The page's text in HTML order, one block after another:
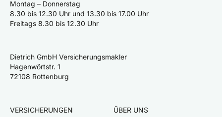
Montag – Donnerstag
8.30 bis 12.30 Uhr und 13.30 bis 17.00 Uhr
Freitags 8.30 bis 12.30 Uhr
Dietrich GmbH Versicherungsmakler
Hagenwörtstr. 1
72108 Rottenburg
VERSICHERUNGEN ÜBER UNS